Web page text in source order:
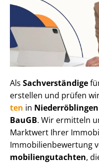
Als Sachverständige
erstellen und prüfen
ten in
BauGB. Wir ermitteln
Marktwert Ihrer
Im­mo­bi­li­en­be­wer­tung
mo­bi­li­en­gut­ach­ten,